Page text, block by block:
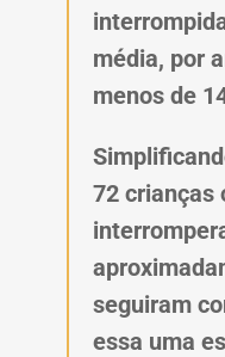
média, por
menos de
72 crianças
seguiram
essa uma